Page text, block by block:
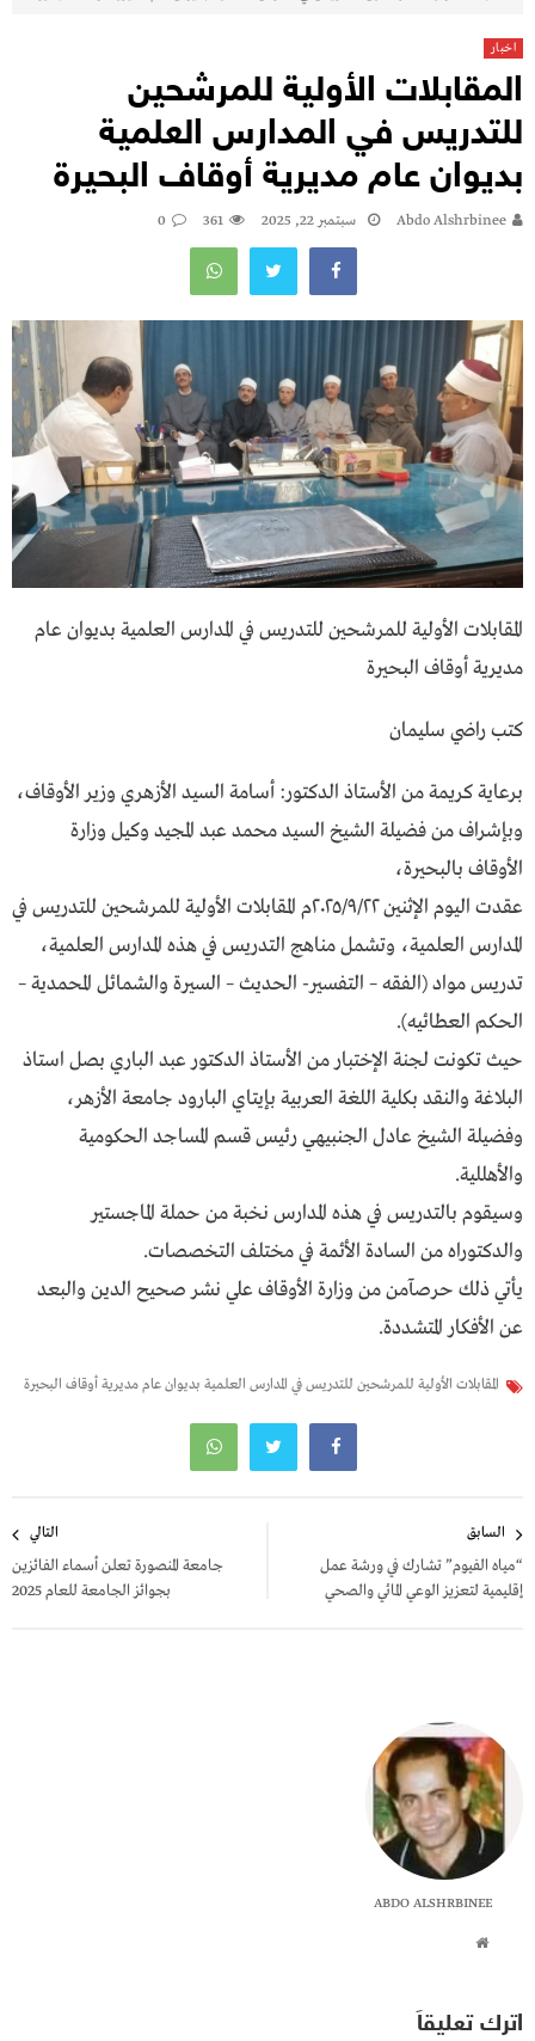
اخبار
المقابلات الأولية للمرشحين
للتدريس في المدارس العلمية
بديوان عام مديرية أوقاف البحيرة
Abdo Alshrbinee سبتمبر 22, 2025 361
0
المقابلات الأولية للمرشحين للتدريس في المدارس العلمية بديوان عام
مديرية أوقاف البحيرة
كتب راضي سليمان
برعاية كريمة من الأستاذ الدكتور: أسامة السيد الأزهري وزير الأوقاف،
وبإشراف من فضيلة الشيخ السيد محمد عبد المجيد وكيل وزارة
الأوقاف بالبحيرة،
عقدت اليوم الإثنين ٢٠٢٥/٩/٢٢م المقابلات الأولية للمرشحين للتدريس في
المدارس العلمية، وتشمل مناهج التدريس في هذه المدارس العلمية،
تدريس مواد (الفقه – التفسير- الحديث – السيرة والشمائل المحمدية –
الحكم العطائيه).
حيث تكونت لجنة الإختبار من الأستاذ الدكتور عبد الباري بصل استاذ
البلاغة والنقد بكلية اللغة العربية بإيتاي البارود جامعة الأزهر،
وفضيلة الشيخ عادل الجنبيهي رئيس قسم المساجد الحكومية
والأهللية.
وسيقوم بالتدريس في هذه المدارس نخبة من حملة الماجستير
والدكتوراه من السادة الأئمة في مختلف التخصصات.
يأتي ذلك حرصآمن من وزارة الأوقاف علي نشر صحيح الدين والبعد
عن الأفكار المتشددة.
المقابلات الأولية للمرشحين للتدريس في المدارس العلمية بديوان عام مديرية أوقاف البحيرة
المقالات
السابق
“مياه الفيوم” تشارك في ورشة عمل
إقليمية لتعزيز الوعي المائي والصحي
التالي
جامعة المنصورة تعلن أسماء الفائزين
بجوائز الجامعة للعام 2025
ABDO ALSHRBINEE
اترك تعليقاً